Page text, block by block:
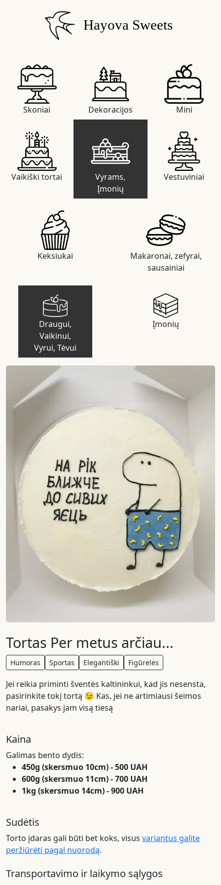
Hayova Sweets
Skoniai Dekoracijos Mini
Vaikiški tortai
Vyrams,
Įmonių
Vestuviniai
Keksiukai
Makaronai, zefyrai,
sausainiai
Draugui,
Vaikinui,
Vyrui, Tėvui
Įmonių
Tortas Per metus arčiau...
Humoras Sportas Elegantiški Figūrėlės
Jei reikia priminti šventės kaltininkui, kad jis nesensta,
pasirinkite tokį tortą 😉 Kas, jei ne artimiausi šeimos
nariai, pasakys jam visą tiesą
Kaina
Galimas bento dydis:
450g (skersmuo 10cm) - 500 UAH
600g (skersmuo 11cm) - 700 UAH
1kg (skersmuo 14cm) - 900 UAH
Sudėtis
Torto įdaras gali būti bet koks, visus variantus galite
peržiūrėti pagal nuorodą.
Transportavimo ir laikymo sąlygos